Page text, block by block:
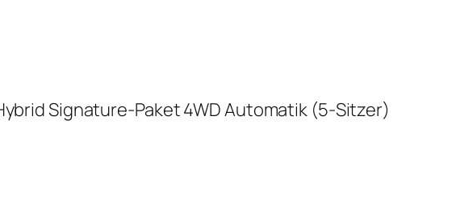
Signature-Paket 4WD Automatik (5-Sitzer)